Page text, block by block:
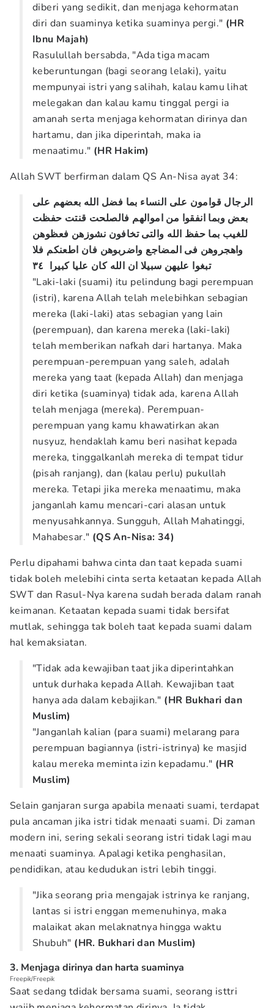
diberi yang sedikit, dan menjaga kehormatan
diri dan suaminya ketika suaminya pergi." (HR
Ibnu Majah)
Rasulullah bersabda, "Ada tiga macam
keberuntungan (bagi seorang lelaki), yaitu
mempunyai istri yang salihah, kalau kamu lihat
melegakan dan kalau kamu tinggal pergi ia
amanah serta menjaga kehormatan dirinya dan
hartamu, dan jika diperintah, maka ia
menaatimu." (HR Hakim)
Allah SWT berfirman dalam QS An-Nisa ayat 34:
الرجال قوامون على النساء بما فضل الله بعضهم على
بعض وبما انفقوا من اموالهم​ فالصلحت قنتت حفظت
للغيب بما حفظ الله​ والتى تخافون نشوزهن فعظوهن
واهجروهن فى المضاجع واضربوهن​ فان اطعنكم فلا
تبغوا عليهن سبيلا​ ان الله كان عليا كبيرا‏ ٣٤
"Laki-laki (suami) itu pelindung bagi perempuan
(istri), karena Allah telah melebihkan sebagian
mereka (laki-laki) atas sebagian yang lain
(perempuan), dan karena mereka (laki-laki)
telah memberikan nafkah dari hartanya. Maka
perempuan-perempuan yang saleh, adalah
mereka yang taat (kepada Allah) dan menjaga
diri ketika (suaminya) tidak ada, karena Allah
telah menjaga (mereka). Perempuan-
perempuan yang kamu khawatirkan akan
nusyuz, hendaklah kamu beri nasihat kepada
mereka, tinggalkanlah mereka di tempat tidur
(pisah ranjang), dan (kalau perlu) pukullah
mereka. Tetapi jika mereka menaatimu, maka
janganlah kamu mencari-cari alasan untuk
menyusahkannya. Sungguh, Allah Mahatinggi,
Mahabesar." (QS An-Nisa: 34)
Perlu dipahami bahwa cinta dan taat kepada suami
tidak boleh melebihi cinta serta ketaatan kepada Allah
SWT dan Rasul-Nya karena sudah berada dalam ranah
keimanan. Ketaatan kepada suami tidak bersifat
mutlak, sehingga tak boleh taat kepada suami dalam
hal kemaksiatan.
"Tidak ada kewajiban taat jika diperintahkan
untuk durhaka kepada Allah. Kewajiban taat
hanya ada dalam kebajikan." (HR Bukhari dan
Muslim)
"Janganlah kalian (para suami) melarang para
perempuan bagiannya (istri-istrinya) ke masjid
kalau mereka meminta izin kepadamu." (HR
Muslim)
Selain ganjaran surga apabila menaati suami, terdapat
pula ancaman jika istri tidak menaati suami. Di zaman
modern ini, sering sekali seorang istri tidak lagi mau
menaati suaminya. Apalagi ketika penghasilan,
pendidikan, atau kedudukan istri lebih tinggi.
"Jika seorang pria mengajak istrinya ke ranjang,
lantas si istri enggan memenuhinya, maka
malaikat akan melaknatnya hingga waktu
Shubuh" (HR. Bukhari dan Muslim)
3. Menjaga dirinya dan harta suaminya
Freepik/Freepik
Saat sedang tdidak bersama suami, seorang isttri